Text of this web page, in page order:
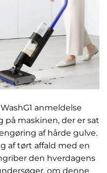
anmeldelse
maskinen, der er sat
af hårde gulve.
af tørt affald med en
den hverdagens
om denne